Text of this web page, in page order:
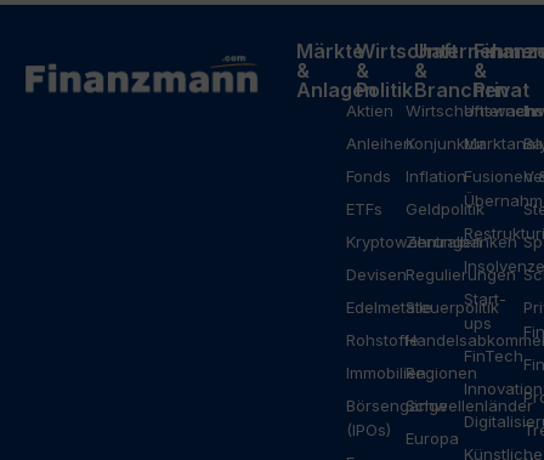
Märkte
&
Anlagen
Aktien
Anleihen
Fonds
ETFs
Kryptowährungen
Devisen
Edelmetalle
Rohstoffe
Immobilien
Börsengänge
(IPOs)
Wirtschaft
&
Politik
Konjunktur
Inflation
Geldpolitik
Zentralbanken
Regulierungen
Steuerpolitik
Regionen
Schwellenländer
Europa
Unternehmen
&
Branchen
Fusionen
Start-
ups
FinTech
Innovation
Künstliche
&
Privat